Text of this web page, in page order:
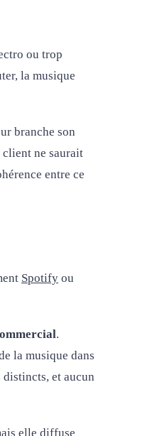
ou trop
la musique
branche son
client ne saurait
entre ce
Spotify ou
.
la musique dans
et aucun
elle diffuse